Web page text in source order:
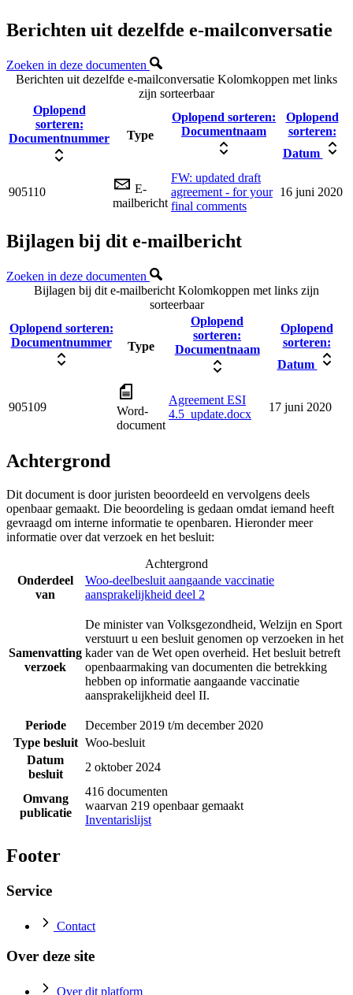
Berichten uit dezelfde e-mailconversatie
Zoeken in deze documenten
Berichten uit dezelfde e-mailconversatie Kolomkoppen met links
zijn sorteerbaar
Oplopend
sorteren:
Documentnummer
Type
Oplopend sorteren:
Documentnaam
Oplopend
sorteren:
Datum
905110
E-
mailbericht
FW: updated draft
agreement - for your
final comments
16 juni 2020
Bijlagen bij dit e-mailbericht
Zoeken in deze documenten
Bijlagen bij dit e-mailbericht Kolomkoppen met links zijn
sorteerbaar
Oplopend sorteren:
Documentnummer
Type
Oplopend
sorteren:
Documentnaam
Oplopend
sorteren:
Datum
905109
Word-
document
Agreement ESI
4.5_update.docx
17 juni 2020
Achtergrond
Dit document is door juristen beoordeeld en vervolgens deels
openbaar gemaakt. Die beoordeling is gedaan omdat iemand heeft
gevraagd om interne informatie te openbaren. Hieronder meer
informatie over dat verzoek en het besluit:
Achtergrond
Onderdeel
van
Woo-deelbesluit aangaande vaccinatie
aansprakelijkheid deel 2
Samenvatting
verzoek
De minister van Volksgezondheid, Welzijn en Sport
verstuurt u een besluit genomen op verzoeken in het
kader van de Wet open overheid. Het besluit betreft
openbaarmaking van documenten die betrekking
hebben op informatie aangaande vaccinatie
aansprakelijkheid deel II.
Periode
December 2019 t/m december 2020
Type besluit Woo-besluit
Datum
besluit
2 oktober 2024
Omvang
publicatie
416 documenten
waarvan 219 openbaar gemaakt
Inventarislijst
Footer
Service
Contact
Over deze site
Over dit platform